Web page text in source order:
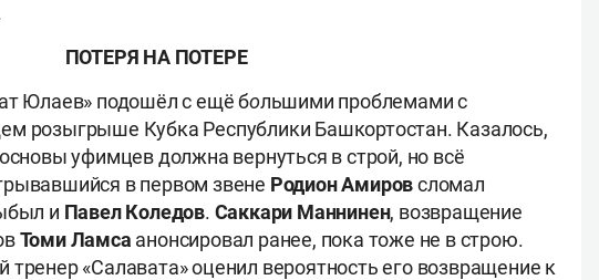
ПОТЕРЯ НА ПОТЕРЕ
Юлаев» подошёл с ещё большими проблемами с
розыгрыше Кубка Республики Башкортостан. Казалось,
уфимцев должна вернуться в строй, но всё
в первом звене Родион Амировсломал
и Павел Коледов. Саккари Маннинен, возвращение
Томи Ламса анонсировал ранее, пока тоже не в строю.
«Салавата» оценил вероятность его возвращение к